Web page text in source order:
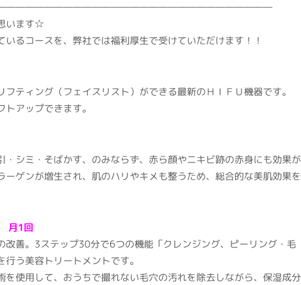
います☆
るコースを、弊社では福利厚生で受けていただけます！！
ティング（フェイスリスト）ができる最新のＨＩＦＵ機器です。
アップできます。
・シミ・そばかす、のみならず、赤ら顔やニキビ跡の赤身にも効果が
ゲンが増生され、肌のハリやキメも整うため、総合的な美肌効果を
月1回
改善。3ステップ30分で6つの機能「クレンジング、ピーリング・毛
う美容トリートメントです。
を使用して、おうちで撮れない毛穴の汚れを除去しながら、保湿成分